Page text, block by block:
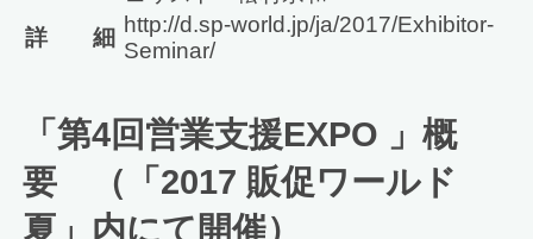
詳 細
http://d.sp-world.jp/ja/2017/Exhibitor-
Seminar/
「第4回営業支援EXPO 」概
要 （「2017 販促ワールド
夏」内にて開催）